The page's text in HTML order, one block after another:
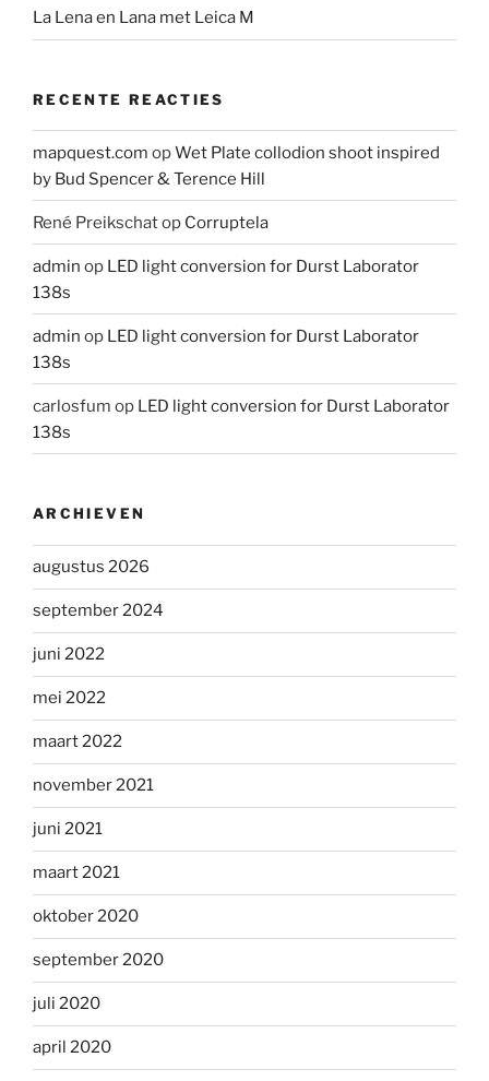
La Lena en Lana met Leica M
RECENTE REACTIES
mapquest.com opWet Plate collodion shoot inspired
by Bud Spencer & Terence Hill
René Preikschatop Corruptela
admin op LED light conversion for Durst Laborator
138s
admin op LED light conversion for Durst Laborator
138s
carlosfum op LED light conversion for Durst Laborator
138s
ARCHIEVEN
augustus 2026
september 2024
juni 2022
mei 2022
maart 2022
november 2021
juni 2021
maart 2021
oktober 2020
september 2020
juli 2020
april 2020